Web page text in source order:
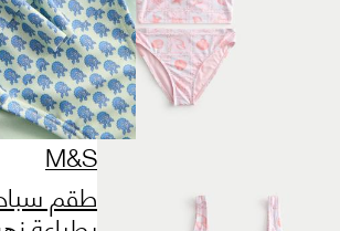
M&S
طقم